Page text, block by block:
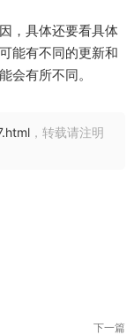
，具体还要看具体
能有不同的更新和
会有所不同。
，转载请注明
下一篇